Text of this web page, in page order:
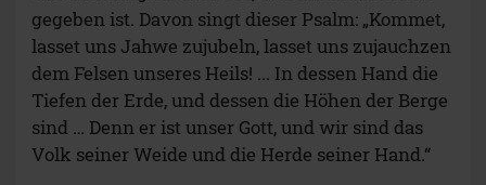
gegeben ist. Davon singt dieser Psalm: „Kommet,
lasset uns Jahwe zujubeln, lasset uns zujauchzen
dem Felsen unseres Heils! ... In dessen Hand die
Tiefen der Erde, und dessen die Höhen der Berge
sind … Denn er ist unser Gott, und wir sind das
Volk seiner Weide und die Herde seiner Hand.“